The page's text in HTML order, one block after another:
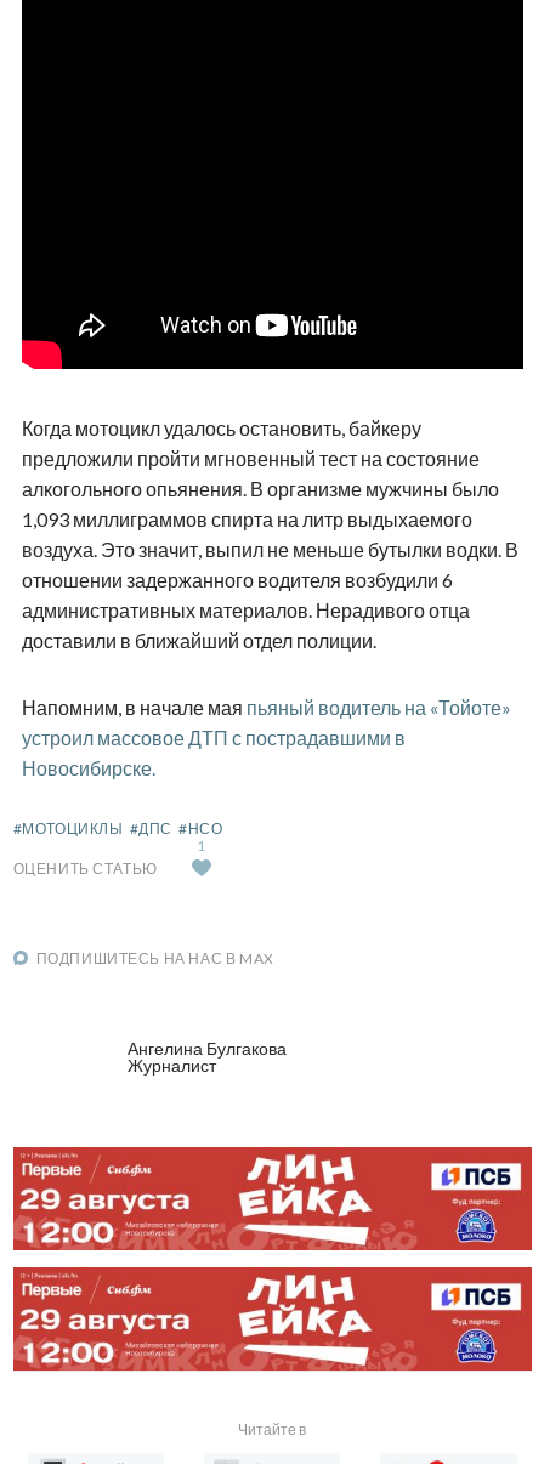
Когда мотоцикл удалось остановить, байкеру
предложили пройти мгновенный тест на состояние
алкогольного опьянения. В организме мужчины было
1,093 миллиграммов спирта на литр выдыхаемого
воздуха. Это значит, выпил не меньше бутылки водки. В
отношении задержанного водителя возбудили 6
административных материалов. Нерадивого отца
доставили в ближайший отдел полиции.
Напомним, в начале мая пьяный водитель на «Тойоте»
устроил массовое ДТП с пострадавшими в
Новосибирске.
#МОТОЦИКЛЫ #ДПС #НСО
ОЦЕНИТЬ СТАТЬЮ
1
ПОДПИШИТЕСЬ НА НАС В MAX
Ангелина Булгакова
Журналист
Читайте в